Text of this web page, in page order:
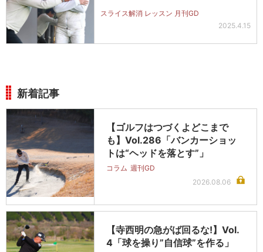
スライス解消 レッスン 月刊GD
2025.4.15
新着記事
【ゴルフはつづくよどこまで
も】Vol.286「バンカーショッ
トは“ヘッドを落とす”」
コラム 週刊GD
2026.08.06
【寺西明の急がば回るな!】Vol.
4「球を操り”自信球”を作る」